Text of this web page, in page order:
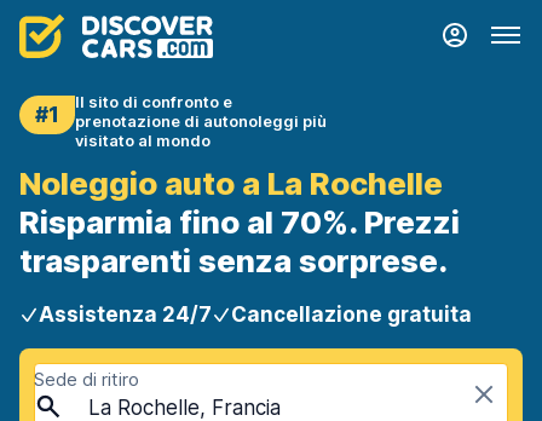
#1
Il sito di confronto e
prenotazione di autonoleggi più
visitato al mondo
Noleggio auto a La Rochelle
Risparmia fino al 70%. Prezzi
trasparenti senza sorprese.
Assistenza 24/7 Cancellazione gratuita
Sede di ritiro
La Rochelle, Francia